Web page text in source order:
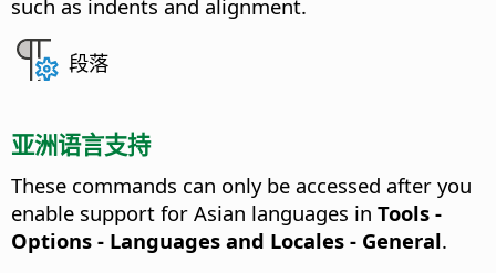
such as indents and alignment.
段落
亚洲语言支持
These commands can only be accessed after you
enable support for Asian languages in Tools -
Options - Languages and Locales - General.